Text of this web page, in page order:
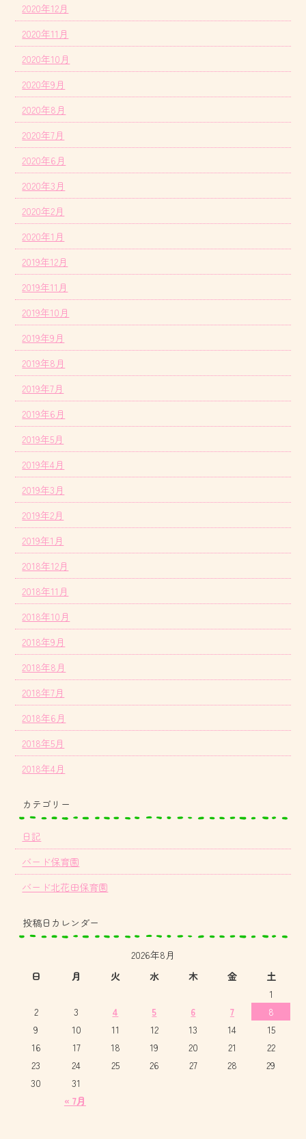
2020年12月
2020年11月
2020年10月
2020年9月
2020年8月
2020年7月
2020年6月
2020年3月
2020年2月
2020年1月
2019年12月
2019年11月
2019年10月
2019年9月
2019年8月
2019年7月
2019年6月
2019年5月
2019年4月
2019年3月
2019年2月
2019年1月
2018年12月
2018年11月
2018年10月
2018年9月
2018年8月
2018年7月
2018年6月
2018年5月
2018年4月
カテゴリー
日記
バード保育園
バード北花田保育園
投稿日カレンダー
2026年8月
日
月 火 水 木 金 土
« 7月
1
2
3 4 5 6 7
8
9
10 11 12 13 14
15
16
17 18 19 20 21
22
23
24 25 26 27 28
29
30
31